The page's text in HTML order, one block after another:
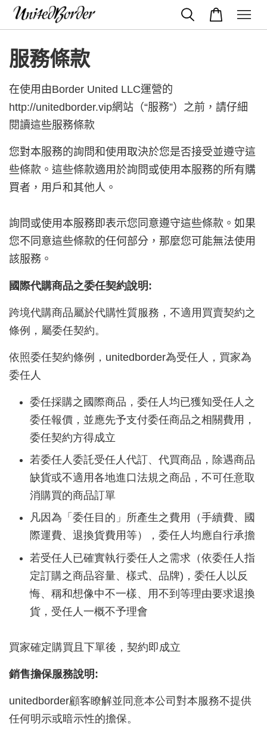
服務條款
在使用由Border United LLC運營的
http://unitedborder.vip網站（“服務”）之前，請仔細
閱讀這些服務條款
您對本服務的詢問和使用取決於您是否接受並遵守這
些條款。這些條款適用於詢問或使用本服務的所有購
買者，用戶和其他人。
詢問或使用本服務即表示您同意遵守這些條款。如果
您不同意這些條款的任何部分，那麼您可能無法使用
該服務。
國際代購商品之委任契約說明:
跨境代購商品屬於代購性質服務，不適用買賣契約之
條例，屬委任契約。
依照委任契約條例， unitedborder為受任人，買家為
委任人
委任採購之國際商品，委任人均已獲知受任人之
委任報價，並應先予支付委任商品之相關費用，
委任契約方得成立
若委任人委託受任人代訂、代買商品，除遇商品
缺貨或不適用各地進口法規之商品，不可任意取
消購買的商品訂單
凡因為「委任目的」所產生之費用（手續費、國
際運費、退換貨費用等），委任人均應自行承擔
若受任人已確實執行委任人之需求（依委任人指
定訂購之商品容量、樣式、品牌)，委任人以反
悔、稱和想像中不一樣、用不到等理由要求退換
貨，受任人一概不予理會
買家確定購買且下單後，契約即成立
銷售擔保服務說明:
unitedborder顧客瞭解並同意本公司對本服務不提供
任何明示或暗示性的擔保。